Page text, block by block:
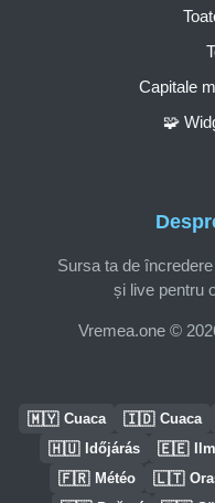
Sursa ta de
și live pentru
Vremea.one ©
Capitale
🧩
🇲🇾 Cuaca 🇮🇩 Cuaca
🇭🇺 Időjárás 🇪🇪 Ilm
🇫🇷 Météo 🇱🇹